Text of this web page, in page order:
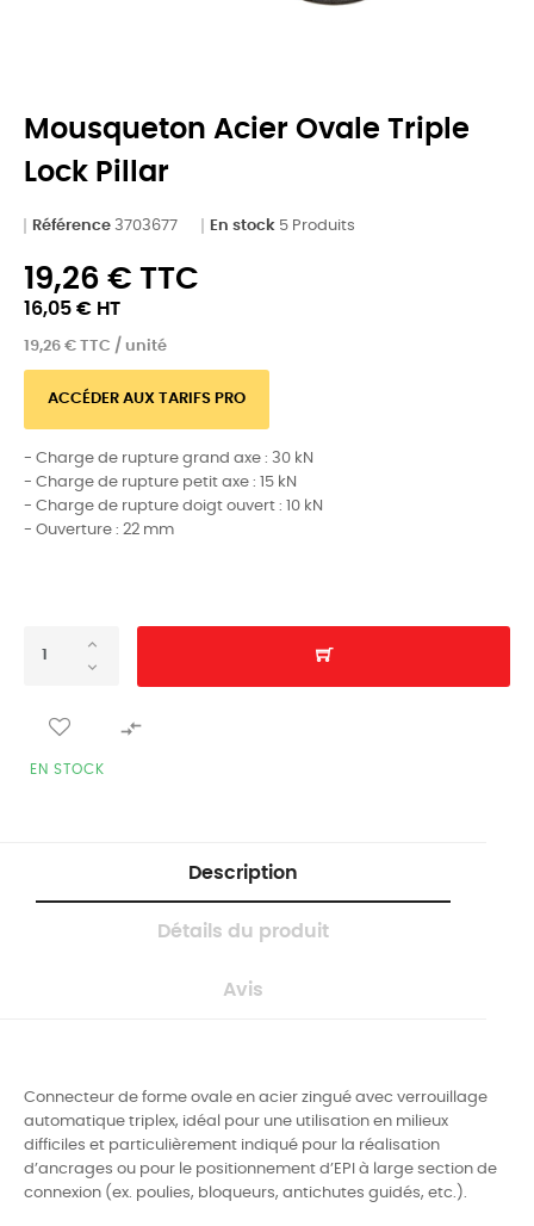
Mousqueton Acier Ovale Triple
Lock Pillar
Référence 3703677 En stock 5 Produits
19,26 € TTC
16,05 € HT
19,26 € TTC / unité
ACCÉDER AUX TARIFS PRO
- Charge de rupture grand axe : 30 kN
- Charge de rupture petit axe : 15 kN
- Charge de rupture doigt ouvert : 10 kN
- Ouverture : 22 mm

EN STOCK
Description
Détails du produit
Avis
Connecteur de forme ovale en acier zingué avec verrouillage
automatique triplex, idéal pour une utilisation en milieux
difficiles et particulièrement indiqué pour la réalisation
d’ancrages ou pour le positionnement d’EPI à large section de
connexion (ex. poulies, bloqueurs, antichutes guidés, etc.).